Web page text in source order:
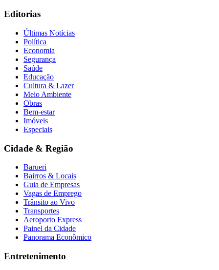
Flamengo
Editorias
Últimas Notícias
Política
Economia
Segurança
Saúde
Educação
Cultura & Lazer
Meio Ambiente
Obras
Bem-estar
Imóveis
Especiais
Cidade & Região
Barueri
Bairros & Locais
Guia de Empresas
Vagas de Emprego
Trânsito ao Vivo
Transportes
Aeroporto Express
Painel da Cidade
Panorama Econômico
Entretenimento